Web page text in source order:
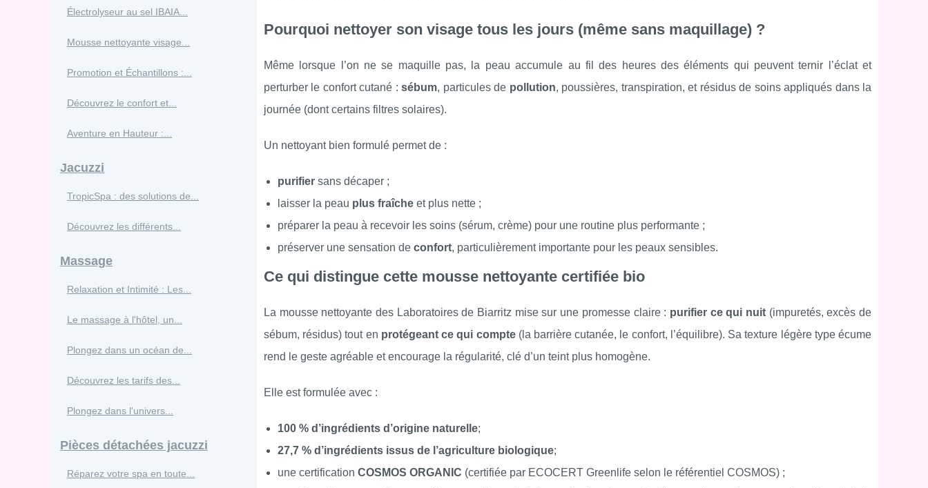
Pourquoi nettoyer son visage tous les jours (même sans maquillage) ?
Même lorsque l’on ne se maquille pas, la peau accumule au fil des heures des éléments qui peuvent ternir l’éclat et
perturber le confort cutané :sébum, particules de pollution, poussières, transpiration, et résidus de soins appliqués dans la
journée (dont certains filtres solaires).
Un nettoyant bien formulé permet de :
purifier sans décaper ;
laisser la peau plus fraîche et plus nette ;
préparer la peau à recevoir les soins (sérum, crème) pour une routine plus performante ;
préserver une sensation de confort, particulièrement importante pour les peaux sensibles.
Ce qui distingue cette mousse nettoyante certifiée bio
La mousse nettoyante des Laboratoires de Biarritz mise sur une promesse claire : purifier ce qui nuit(impuretés, excès de
sébum, résidus) tout en protégeant ce qui compte(la barrière cutanée, le confort, l’équilibre). Sa texture légère type écume
rend le geste agréable et encourage la régularité, clé d’un teint plus homogène.
Elle est formulée avec :
100 % d’ingrédients d’origine naturelle;
27,7 % d’ingrédients issus de l’agriculture biologique;
une certification COSMOS ORGANIC (certifiée par ECOCERT Greenlife selon le référentiel COSMOS) ;
Électrolyseur au sel IBAIA...
Mousse nettoyante visage...
Promotion et Échantillons :...
Découvrez le confort et...
Aventure en Hauteur :...
Jacuzzi
TropicSpa : des solutions de...
Découvrez les différents...
Massage
Relaxation et Intimité : Les...
Le massage à l'hôtel, un...
Plongez dans un océan de...
Découvrez les tarifs des...
Plongez dans l'univers...
Pièces détachées jacuzzi
Réparez votre spa en toute...